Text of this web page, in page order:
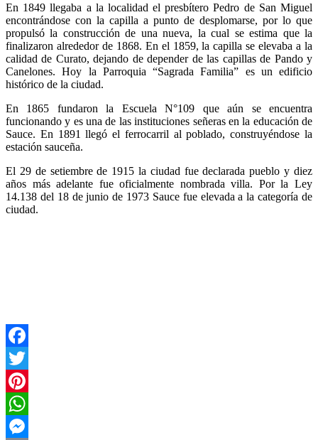
En 1849 llegaba a la localidad el presbítero Pedro de San Miguel
encontrándose con la capilla a punto de desplomarse, por lo que
propulsó la construcción de una nueva, la cual se estima que la
finalizaron alrededor de 1868. En el 1859, la capilla se elevaba a la
calidad de Curato, dejando de depender de las capillas de Pando y
Canelones. Hoy la Parroquia “Sagrada Familia” es un edificio
histórico de la ciudad.
En 1865 fundaron la Escuela N°109 que aún se encuentra
funcionando y es una de las instituciones señeras en la educación de
Sauce. En 1891 llegó el ferrocarril al poblado, construyéndose la
estación sauceña.
El 29 de setiembre de 1915 la ciudad fue declarada pueblo y diez
años más adelante fue oficialmente nombrada villa. Por la Ley
14.138 del 18 de junio de 1973 Sauce fue elevada a la categoría de
ciudad.
Facebook
Twitter
Pinterest
WhatsApp